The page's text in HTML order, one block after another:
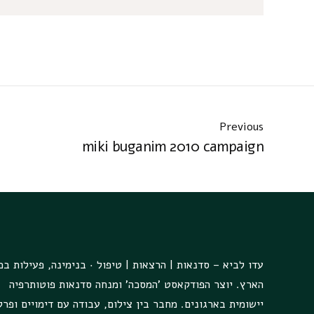
Previous
miki buganim 2010 campaign
עדו לביא – סדנאות | הרצאות | טיפול · בנימינה, פעילות
הארץ. יוצר הפודקאסט 'המסכה' ומנחה סדנאות פוטותרפיה
יישומית בארגונים. מחבר בין צילום, עבודה עם דימויים